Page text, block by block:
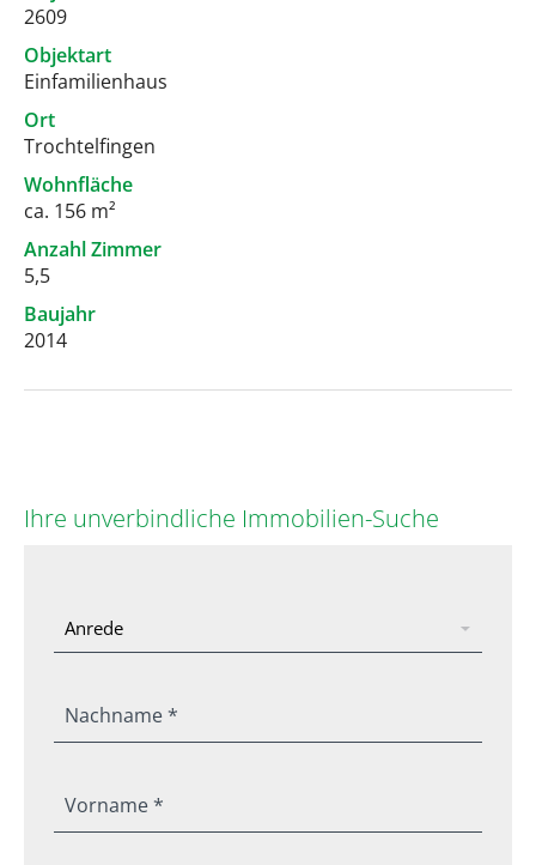
2609
Objektart
Einfamilienhaus
Ort
Trochtelfingen
Wohnfläche
ca. 156 m²
Anzahl Zimmer
5,5
Baujahr
2014
Ihre unverbindliche Immobilien-Suche
Nachname *
Vorname *